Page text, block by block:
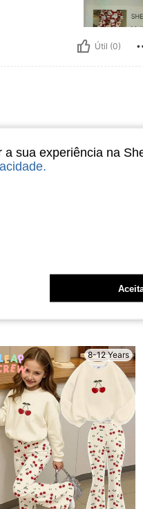
Útil (0)
8-12 Years
sua experiência na
.